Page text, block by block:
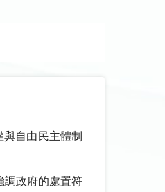
自由民主體制
調政府的處置符